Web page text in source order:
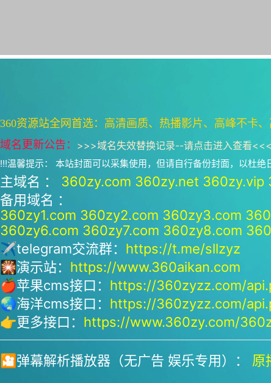
360资源站全网首选：高清画质、热播影片、高峰不卡
域名更新公告： >>>域名失效替换记录--请点击进入查看<<<
!!!温馨提示： 本站封面可以采集使用，但请自行备份封面，以杜绝
主域名 ： 360zy.com 360zy.net 360zy.vip
备用域名 ：
360zy1.com 360zy2.com 360zy3.com
360zy6.com 360zy7.com 360zy8.com
✈telegram交流群： https://t.me/sllzyz
🎇演示站： https://www.360aikan.com
🍎苹果cms接口： https://360zyzz.com/
🌏海洋cms接口： https://360zyzz.com/
👉更多接口： https://www.360zy.com/
🎦弹幕解析播放器（无广告 娱乐专用）： 原